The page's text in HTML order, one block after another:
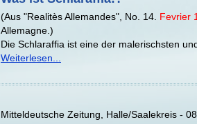
(Aus "Realitès Allemandes", No. 14. Fevrier
Allemagne.)
Die Schlaraffia ist eine der malerischsten
Weiterlesen...
Mitteldeutsche Zeitung, Halle/Saalekreis -